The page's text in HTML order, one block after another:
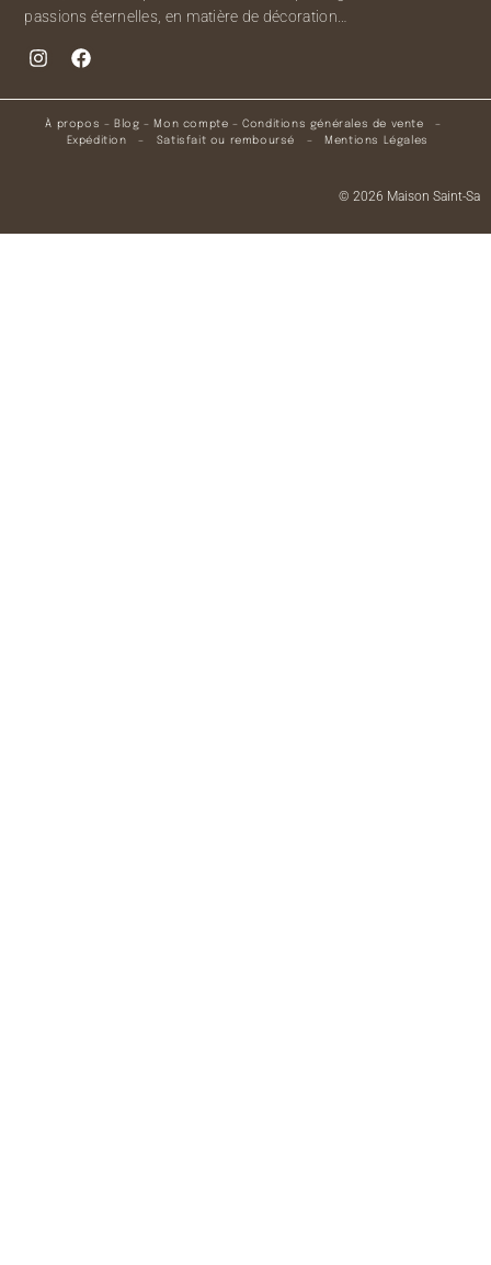
passions éternelles, en matière de décoration…
À propos – Blog – Mon compte –Conditions générales de vente –
Expédition – Satisfait ou remboursé – Mentions Légales
© 2026 Maison Saint-Sa